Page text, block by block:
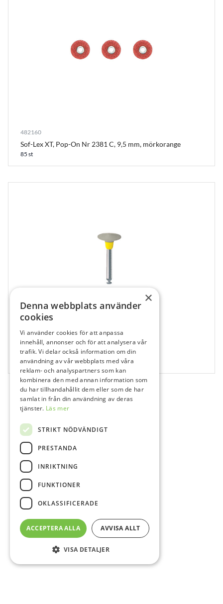
482160
Sof-Lex XT, Pop-On Nr 2381 C, 9,5 mm, mörkorange
85 st
478123
Diapol Lins grå, VST
1 st
×
Denna webbplats använder
cookies
Vi använder cookies för att anpassa
innehåll, annonser och för att analysera vår
trafik. Vi delar också information om din
användning av vår webbplats med våra
reklam- och analyspartners som kan
kombinera den med annan information som
du har tillhandahållit dem eller som de har
samlat in från din användning av deras
tjänster. Läs mer
STRIKT NÖDVÄNDIGT
PRESTANDA
INRIKTNING
FUNKTIONER
OKLASSIFICERADE
ACCEPTERA ALLA AVVISA ALLT
VISA DETALJER